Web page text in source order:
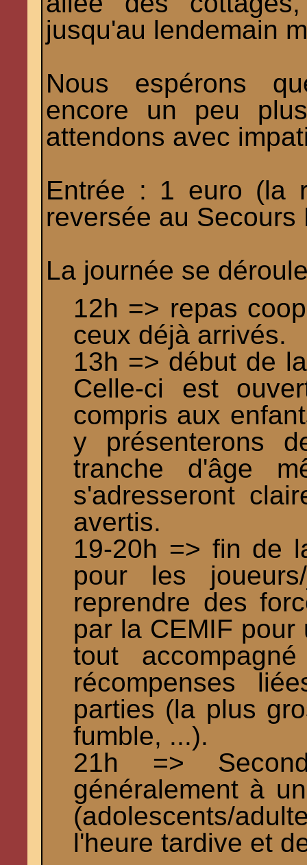
jusqu'au lendemain
Nous espérons
encore un peu
attendons avec
Entrée : 1 euro (la
reversée au Secours
La journée se
12h => repas
ceux déjà arrivés.
13h => début de
Celle-ci est
compris aux
y présenterons
tranche d'âge
s'adresseront
avertis.
19-20h => fin de
pour les
reprendre des
par la CEMIF
tout
récompenses
parties (la plus
fumble, ...).
21h =>
généralement à
(adolescents/
l'heure tardive et